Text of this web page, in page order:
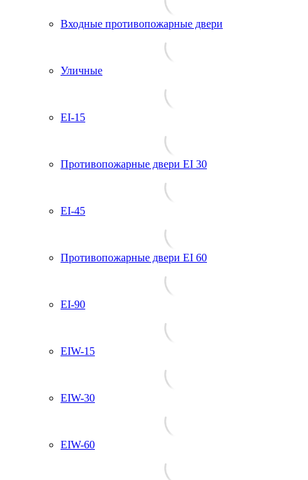
Входные противопожарные двери
Уличные
EI-15
Противопожарные двери EI 30
EI-45
Противопожарные двери EI 60
EI-90
EIW-15
EIW-30
EIW-60